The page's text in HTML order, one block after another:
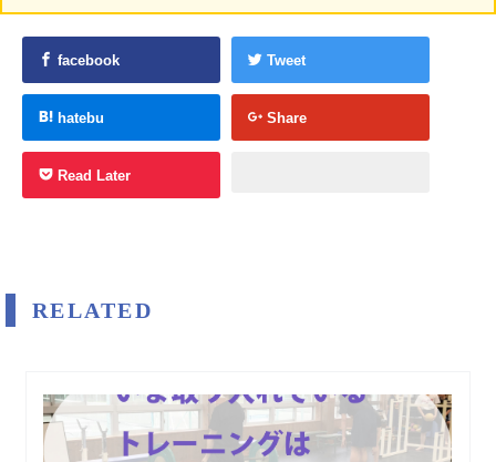
facebook Tweet
hatebu Share
Read Later
RELATED